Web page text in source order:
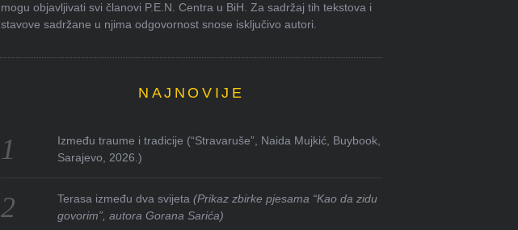
mogu objavljivati svi članovi P.E.N. Centra u BiH. Za sadržaj tih tekstova i
stavove sadržane u njima odgovornost snose isključivo autori.
NAJNOVIJE
Između traume i tradicije (“Stravaruše”, Naida Mujkić, Buybook,
Sarajevo, 2026.)
Terasa između dva svijeta(Prikaz zbirke pjesama “Kao da zidu
govorim”, autora Gorana Sarića)